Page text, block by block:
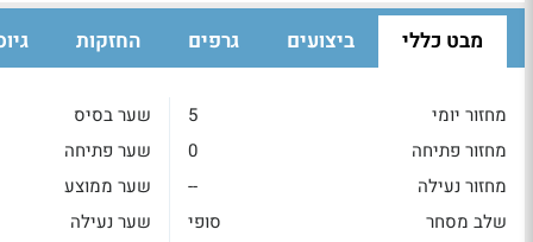
מבט כללי ביצועים גרפים החזקות
מחזור יומי
5
מחזור פתיחה
0
מחזור נעילה
--
שלב מסחר
סופי
שער בסיס
שער פתיחה
שער ממוצע
שער נעילה